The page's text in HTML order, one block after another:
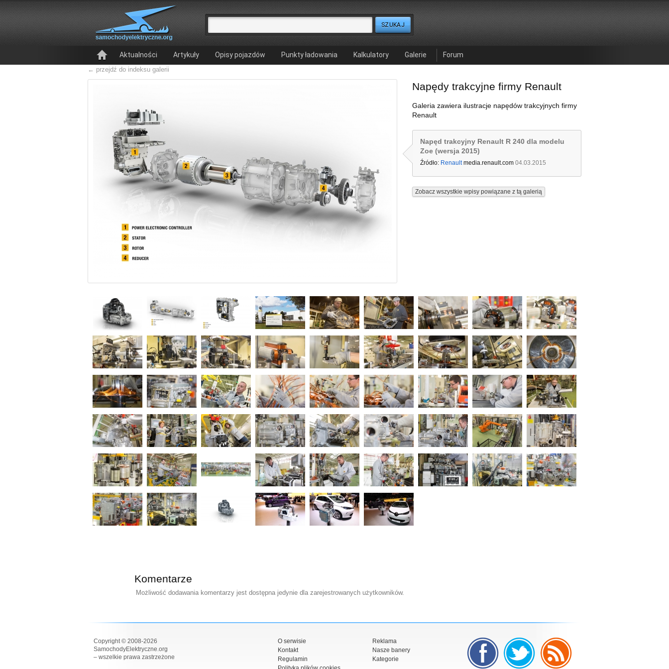
Aktualności Artykuły Opisy pojazdów Punkty ładowania Kalkulatory Galerie Forum
← przejdź do indeksu galerii
Napędy trakcyjne firmy Renault
Galeria zawiera ilustracje napędów trakcyjnych firmy
Renault
Napęd trakcyjny Renault R 240 dla modelu
Zoe (wersja 2015)
Źródło: Renault media.renault.com 04.03.2015
Zobacz wszystkie wpisy powiązane z tą galerią
Komentarze
Możliwość dodawania komentarzy jest dostępna jedynie dla zarejestrowanych użytkowników.
Copyright © 2008-2026
SamochodyElektryczne.org
– wszelkie prawa zastrzeżone
O serwisie
Kontakt
Regulamin
Reklama
Nasze banery
Kategorie